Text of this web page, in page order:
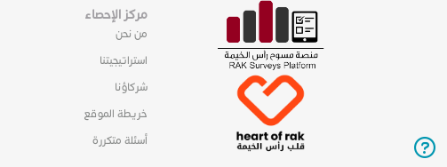
مركز الإحصاء
من نحن
استراتيجيتنا
شركاؤنا
خريطة الموقع
أسئلة متكررة